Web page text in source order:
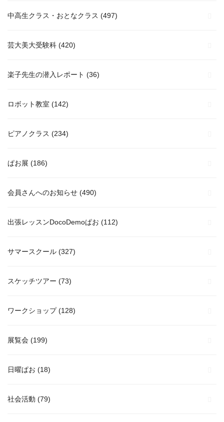
中高生クラス・おとなクラス (497)
芸大美大受験科 (420)
楽子先生の潜入レポート (36)
ロボット教室 (142)
ピアノクラス (234)
ぱお展 (186)
会員さんへのお知らせ (490)
出張レッスンDocoDemoぱお (112)
サマースクール (327)
スケッチツアー (73)
ワークショップ(128)
展覧会 (199)
日曜ぱお (18)
社会活動 (79)